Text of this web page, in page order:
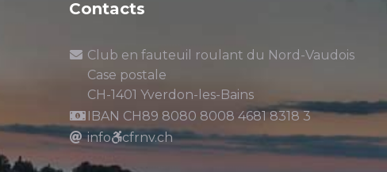
Contacts
Club en fauteuil roulant du Nord-Vaudois
Case postale
CH-1401 Yverdon-les-Bains
IBAN CH89 8080 8008 4681 8318 3
info
cfrnv.ch